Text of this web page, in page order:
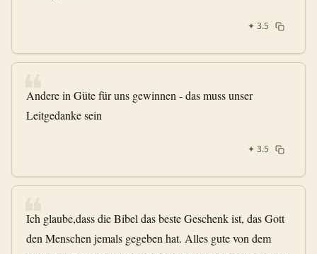
✦ 3.5
❝
Andere in Güte für uns gewinnen - das muss unser
Leitgedanke sein
✦ 3.5
❝
Ich glaube,dass die Bibel das beste Geschenk ist, das Gott
den Menschen jemals gegeben hat. Alles gute von dem